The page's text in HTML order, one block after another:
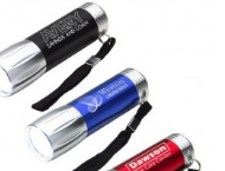
Preis unverbindlich
anfragen